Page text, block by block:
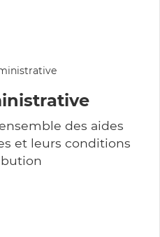
des aides
et leurs conditions